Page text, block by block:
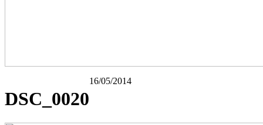
DSC_0020
16/05/2014